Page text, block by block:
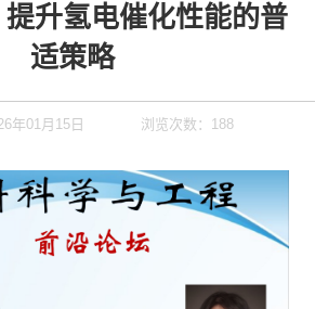
升氢电催化性能的普
适策略
年01月15日 浏览次数： 188